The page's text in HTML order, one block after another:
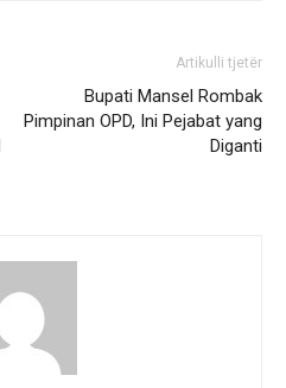
Artikulli tjetër
Bupati Mansel Rombak
Pimpinan OPD, Ini Pejabat yang
Diganti